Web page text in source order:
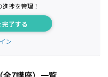
捗を管理！
了する
ン